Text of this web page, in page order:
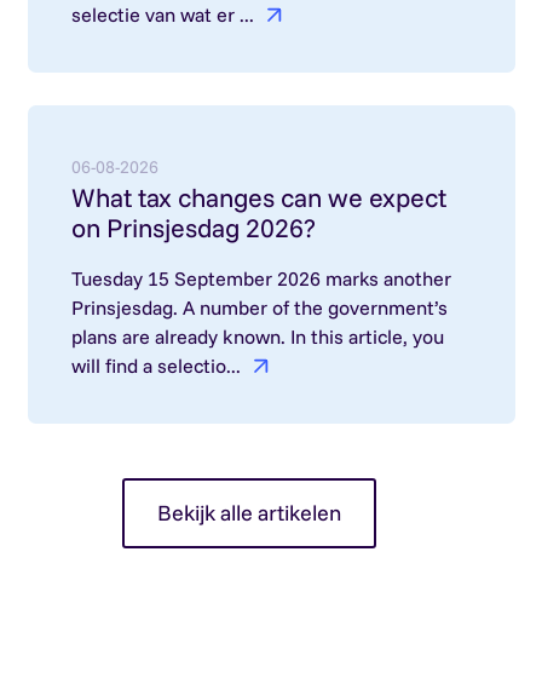
selectie van wat er ...
Lees meer over: What tax changes can we
06-08-2026
What tax changes can we expect
on Prinsjesdag 2026?
Tuesday 15 September 2026 marks another
Prinsjesdag. A number of the government’s
plans are already known. In this article, you
will find a selectio...
Bekijk alle artikelen